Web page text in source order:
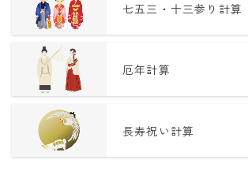
七五三・十三参り計算
厄年計算
長寿祝い計算